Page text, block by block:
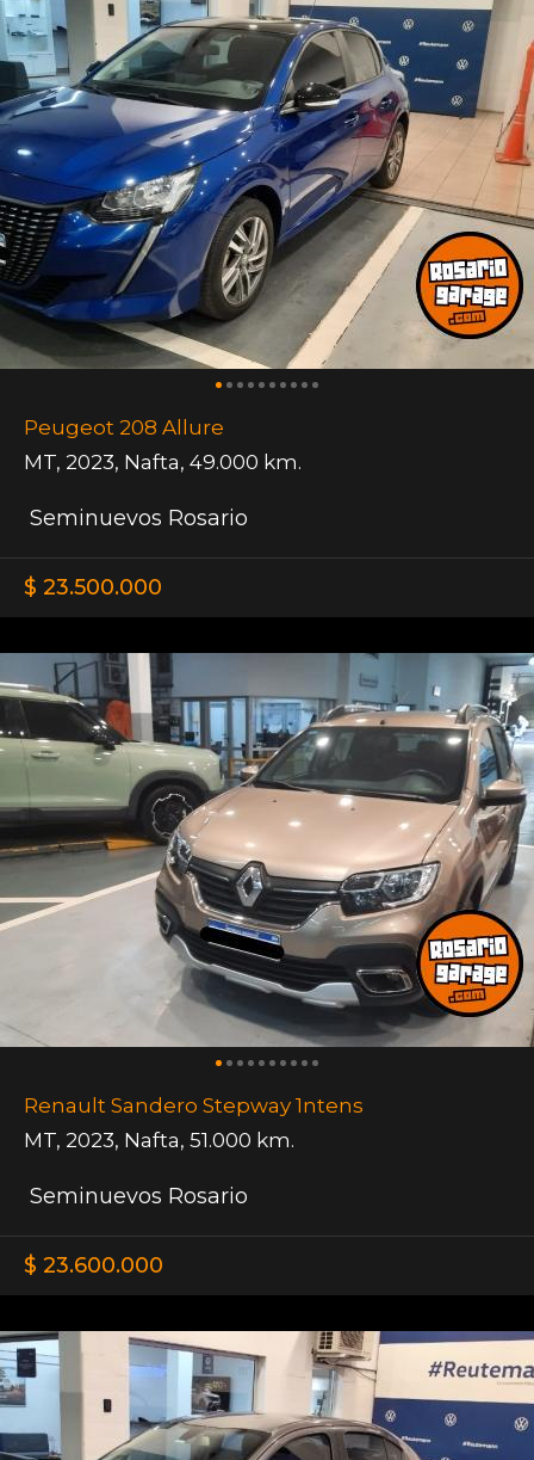
Peugeot 208 Allure
MT, 2023, Nafta, 49.000 km.
Seminuevos Rosario
$ 23.500.000
Renault Sandero Stepway 1ntens
MT, 2023, Nafta, 51.000 km.
Seminuevos Rosario
$ 23.600.000